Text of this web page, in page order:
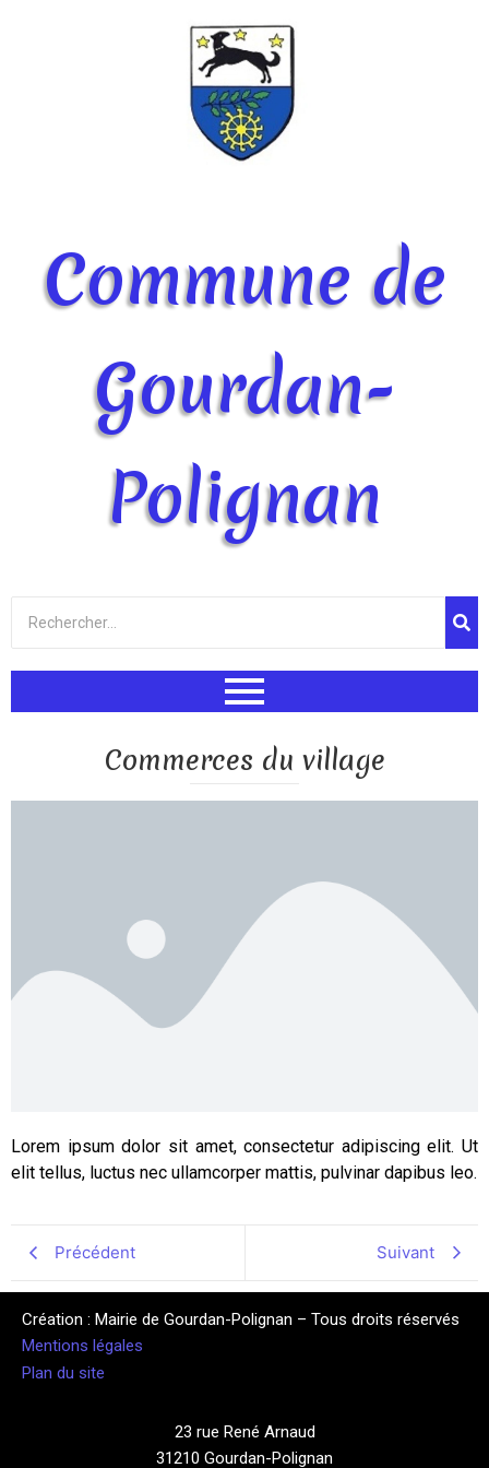
Commune de
Gourdan-
Polignan
Commerces du village
Lorem ipsum dolor sit amet, consectetur adipiscing elit. Ut
elit tellus, luctus nec ullamcorper mattis, pulvinar dapibus leo.
Précédent Suivant
Création : Mairie de Gourdan-Polignan – Tous droits réservés
Mentions légales
Plan du site
23 rue René Arnaud
31210 Gourdan-Polignan